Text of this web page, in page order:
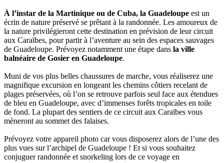
À l’instar de la Martinique ou de Cuba, la Guadeloupe est un
écrin de nature préservé se prêtant à la randonnée. Les amoureux de
la nature privilégieront cette destination en prévision de leur circuit
aux Caraïbes, pour partir à l’aventure au sein des espaces sauvages
de Guadeloupe. Prévoyez notamment une étape dans la ville
balnéaire de Gosier en Guadeloupe.
Muni de vos plus belles chaussures de marche, vous réaliserez une
magnifique excursion en longeant les chemins côtiers recelant de
plages préservées, où l’on se retrouve parfois seul face aux étendues
de bleu en Guadeloupe, avec d’immenses forêts tropicales en toile
de fond. La plupart des sentiers de ce circuit aux Caraïbes vous
mèneront au sommet des falaises.
Prévoyez votre appareil photo car vous disposerez alors de l’une des
plus vues sur l’archipel de Guadeloupe ! Et si vous souhaitez
conjuguer randonnée et snorkeling lors de ce voyage en